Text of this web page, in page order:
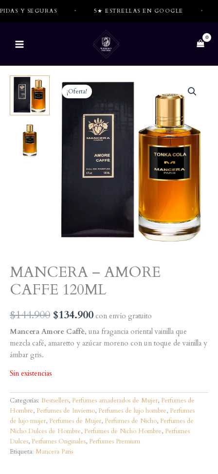
SEGURAS • 5★ ESTRELLAS EN GOOGLE •
¡Oferta!
MANCERA – AMORE
CAFFE 120ML
$144.900 El
precio
original
$134.900El
precio
actual
con envío gratuito
Mancera Amore Caffè, una fragancia oriental vainilla que
mezcla café, amaretto y azúcar moreno con un toque de vainilla y
ámbar gris.
Sin existencias
Categorías: Bestsellers, Perfumes amaderados de Mujer, Perfumes de
Hombre, Perfumes de Invierno, Perfumes de lujo hombre, Perfumes
de lujo mujer, Perfumes de Mujer, Perfumes de Nicho, Perfumes de
Nicho Dulces de Hombre, Perfumes de Nicho Hombre, Perfumes
Dulces, Perfumes Originales, Perfumes Premium
Etiqueta: Mancera Paris